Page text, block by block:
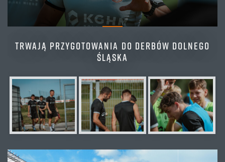
TRWAJĄ PRZYGOTOWANIA DO DERBÓW DOLNEGO
ŚLĄSKA